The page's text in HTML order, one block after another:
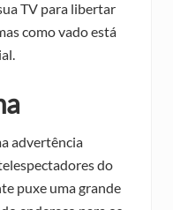
TV para libertar
como vado está
advertência
do
puxe uma grande